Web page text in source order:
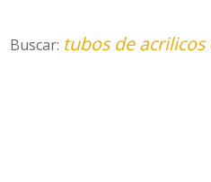
Buscar: tubos de